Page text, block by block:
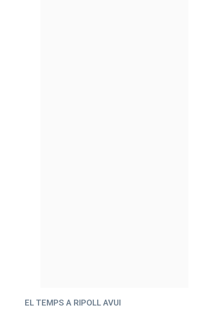
EL TEMPS A RIPOLL AVUI